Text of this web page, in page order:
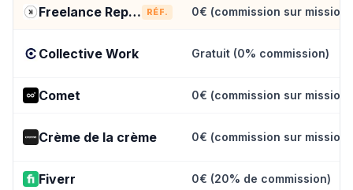
Freelance Republik RÉF. 0€ (commission sur
Collective Work Gratuit (0% commission)
Comet 0€ (commission sur
Crème de la crème 0€ (commission sur
Fiverr 0€ (20% de commission)